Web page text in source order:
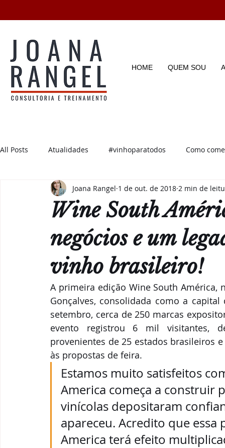
HOME QUEM SOU
All Posts Atualidades #vinhoparatodos Como
Degustações Enotícias Enoturismo Dicas e
Parcerias & Business Notas de "Bebelier"
Recomendações
Wine South
negócios e um
vinho brasileiro!
Joana Rangel 1 de out. de 2018 2 min de
A primeira edição Wine South
Gonçalves, consolidada como a
setembro, cerca de 250 marcas
evento registrou 6 mil visitantes,
provenientes de 25 estados brasileiros
às propostas de feira.
Estamos muito satisfeitos
America começa a construir
vinícolas depositaram
apareceu. Acredito que
America terá efeito